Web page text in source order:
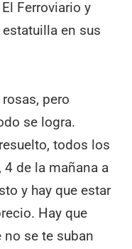
Ferroviario y
en sus
pero
se logra.
todos los
de la mañana a
y hay que estar
Hay que
no se te suban